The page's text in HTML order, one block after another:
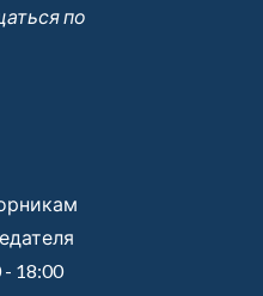
по
18:00